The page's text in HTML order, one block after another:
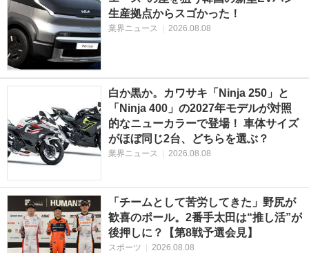
生産拠点からスゴかった！
業界ニュース | 2026.08.08
白か黒か。カワサキ「Ninja 250」と
「Ninja 400」の2027年モデルが対照
的なニューカラーで登場！ 車体サイズ
がほぼ同じ2台、どちらを選ぶ？
業界ニュース | 2026.08.08
「チームとして苦労してきた」野尻が
歓喜のポール。2番手太田は“推し活”が
後押しに？【第8戦予選会見】
スポーツ | 2026.08.08